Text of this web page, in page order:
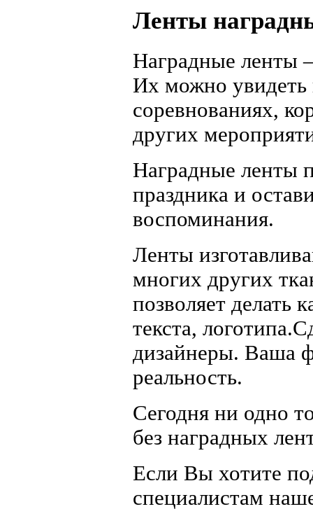
Ленты
Наградные ленты
Их можно увидеть
соревнованиях,
других
Наградные ленты
праздника и
воспоминания.
Ленты
многих других
позволяет делать
текста,
дизайнеры. Ваша
реальность.
Сегодня ни одно
без наградных
Если Вы хотите
специалистам